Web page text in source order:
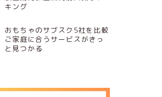
キング
おもちゃのサブスク5社を比較
ご家庭に合うサービスがきっ
と見つかる